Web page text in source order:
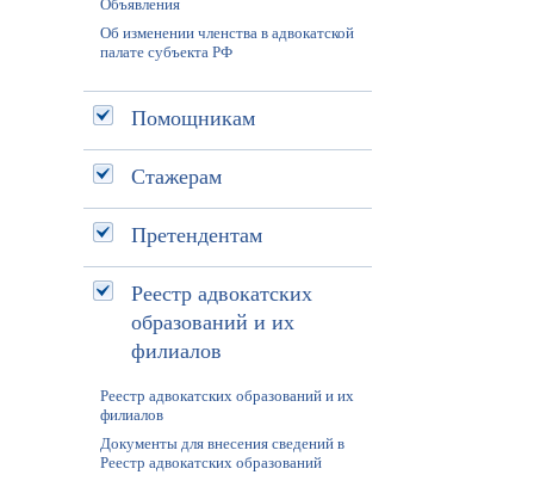
Объявления
Об изменении членства в адвокатской
палате субъекта РФ
Помощникам
Стажерам
Претендентам
Реестр адвокатских
образований и их
филиалов
Реестр адвокатских образований и их
филиалов
Документы для внесения сведений в
Реестр адвокатских образований